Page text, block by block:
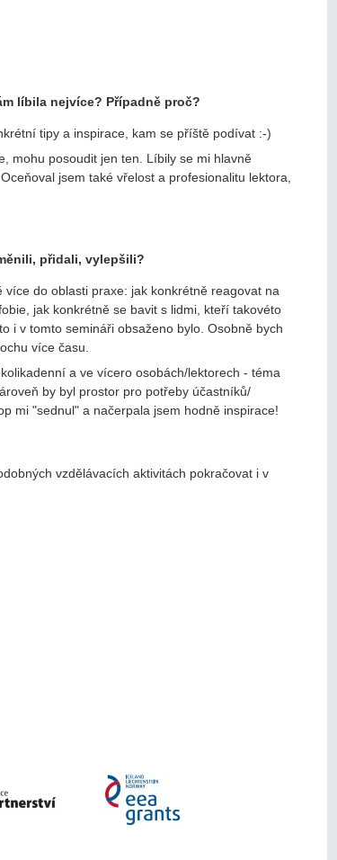
líbila nejvíce? Případně proč?
tipy a inspirace, kam se příště podívat :-)
mohu posoudit jen ten. Líbily se mi hlavně
jsem také vřelost a profesionalitu lektora,
přidali, vylepšili?
do oblasti praxe: jak konkrétně reagovat na
jak konkrétně se bavit s lidmi, kteří takovéto
i v tomto semináři obsaženo bylo. Osobně bych
více času.
a ve vícero osobách/lektorech - téma
by byl prostor pro potřeby účastníků/
mi "sednul" a načerpala jsem hodně inspirace!
vzdělávacích aktivitách pokračovat i v